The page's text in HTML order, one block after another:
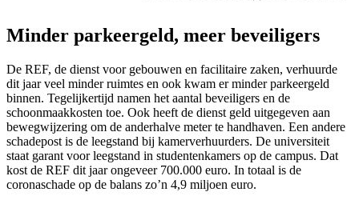
Minder parkeergeld, meer beveiligers
De REF, de dienst voor gebouwen en facilitaire zaken, verhuurde
dit jaar veel minder ruimtes en ook kwam er minder parkeergeld
binnen. Tegelijkertijd namen het aantal beveiligers en de
schoonmaakkosten toe. Ook heeft de dienst geld uitgegeven aan
bewegwijzering om de anderhalve meter te handhaven. Een andere
schadepost is de leegstand bij kamerverhuurders. De universiteit
staat garant voor leegstand in studentenkamers op de campus. Dat
kost de REF dit jaar ongeveer 700.000 euro. In totaal is de
coronaschade op de balans zo’n 4,9 miljoen euro.